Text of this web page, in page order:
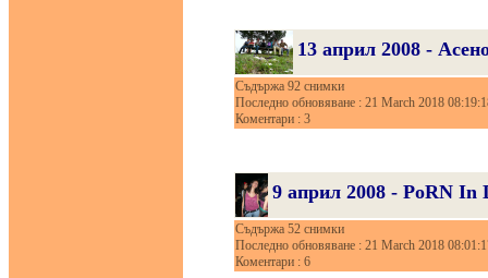
13 април 2008 -
Съдържа 92 снимки
Последно обновяване : 21 March 2018
Коментари : 3
9 април 2008 - PoRN In
Съдържа 52 снимки
Последно обновяване : 21 March 2018
Коментари : 6